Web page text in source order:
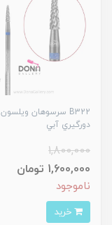
B322 سرسوهان ويلسون
دورگيري آبي
1,800,000
1,600,000 تومان
ناموجود